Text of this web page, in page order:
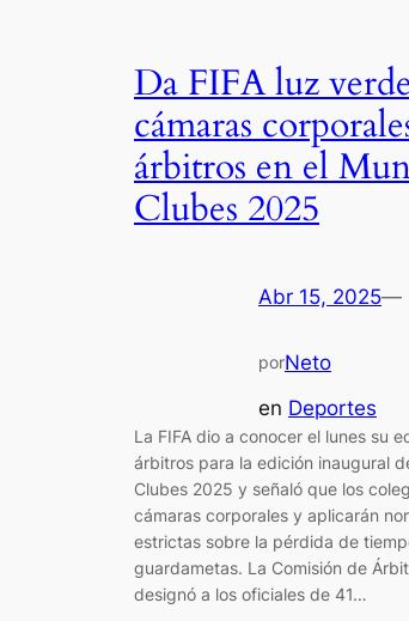
Da FIFA luz
cámaras
árbitros en el
Clubes 2025
Abr 15, 2025—
porNeto
en Deportes
La FIFA dio a conocer el lunes su
árbitros para la edición inaugural
Clubes 2025 y señaló que los
cámaras corporales y aplicarán
estrictas sobre la pérdida de
guardametas. La Comisión de
designó a los oficiales de 41…